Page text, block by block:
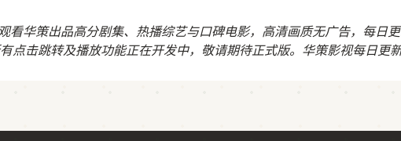
看华策出品高分剧集、热播综艺与口碑电影，高清画质无广告，每日
点击跳转及播放功能正在开发中，敬请期待正式版。华策影视每日更